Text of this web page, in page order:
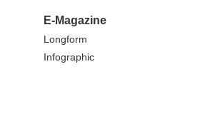
E-Magazine
Longform
Infographic